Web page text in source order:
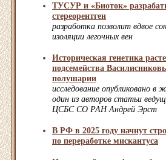
ТУСУР и «Биоток»
стереорентген
разработка позволит вдвое
изоляции легочных вен
Историческая генетика
подсемейства
полушарии
исследование опубликовано в
один из авторов статьи
ЦСБС СО РАН Андрей Эрст
В РФ в 2025 году начнут
по переработке мискантуса